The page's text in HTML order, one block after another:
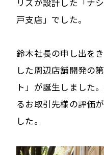
戸支店」でした。
鈴木社長の申し出を
した周辺店舗開発の
ト」が誕生しました
るお取引先様の評価
した。